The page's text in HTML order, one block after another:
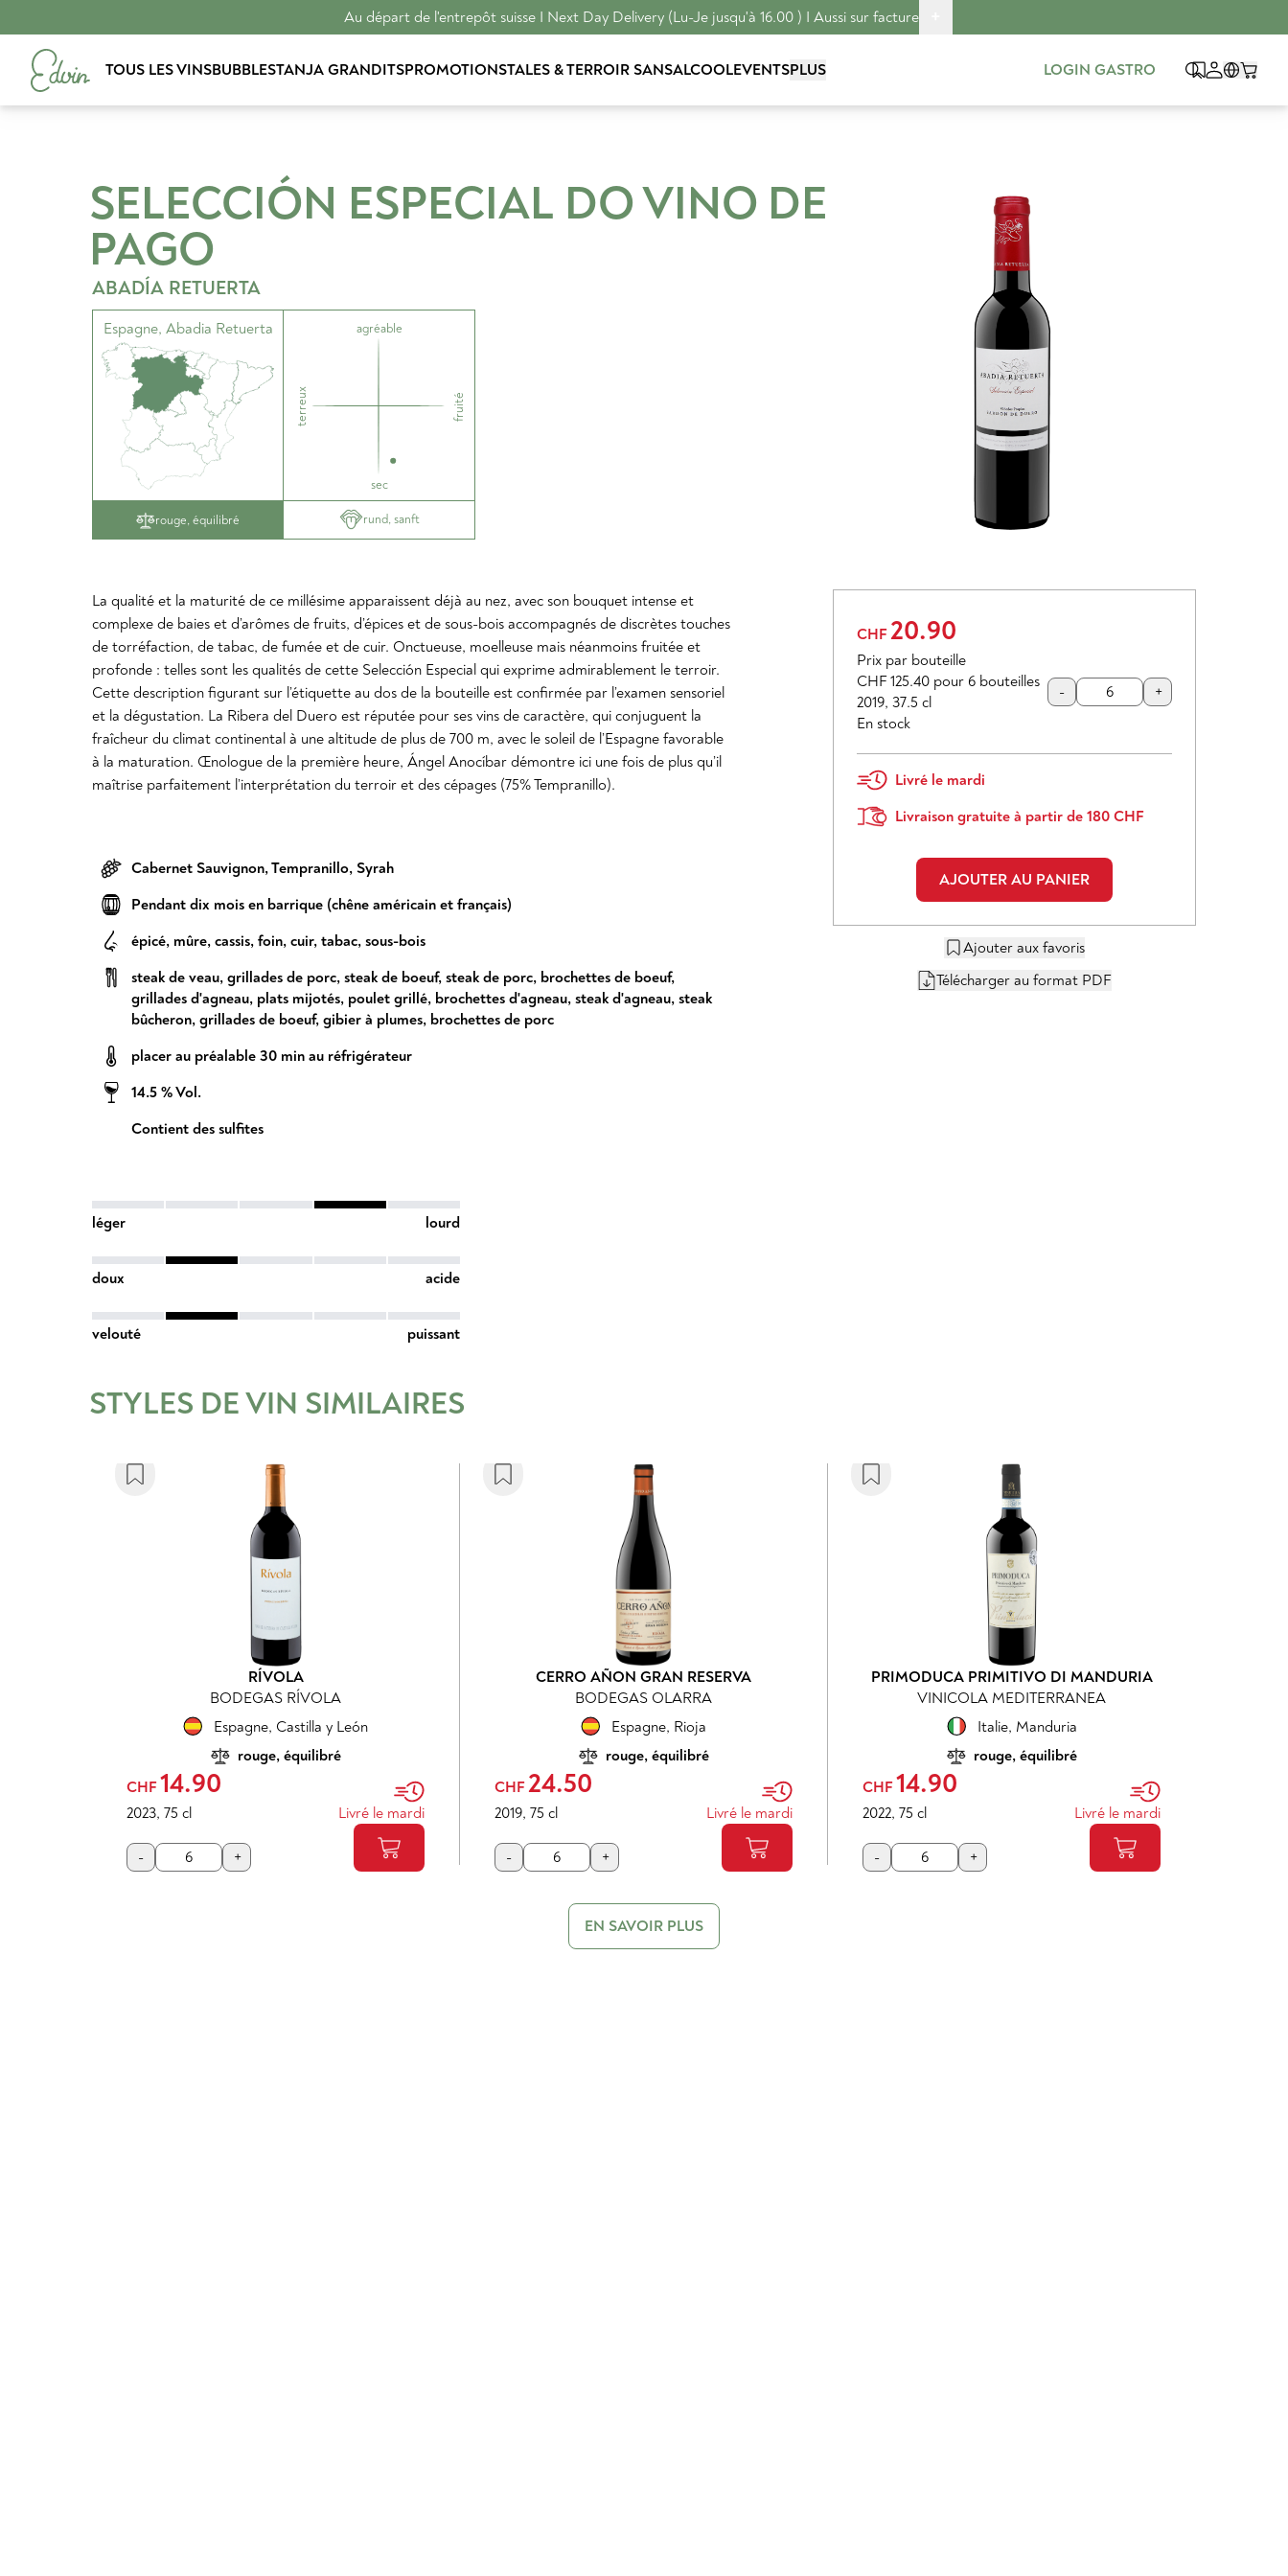
Au départ de l'entrepôt suisse I Next Day Delivery (Lu-Je jusqu'à 16.00 ) I Aussi sur facture
TOUS LES VINSBUBBLESTANJA GRANDITSPROMOTIONSTALES & TERROIR SANSALCOOLEVENTSPLUS LOGIN GASTRO
SELECCIÓN ESPECIAL DO VINO DE
PAGO
ABADÍA RETUERTA
Espagne, Abadia Retuerta agréable
terreux fruité
sec
rouge, équilibré rund, sanft
CHF 20.90
Prix par bouteille
CHF 125.40 pour 6 bouteilles
2019,37.5 cl
En stock
- +
Livré le mardi
Livraison gratuite à partir de 180 CHF
AJOUTER AU PANIER
Ajouter aux favoris
Télécharger au format PDF
La qualité et la maturité de ce millésime apparaissent déjà au nez, avec son bouquet intense et
complexe de baies et d’arômes de fruits, d’épices et de sous-bois accompagnés de discrètes touches
de torréfaction, de tabac, de fumée et de cuir. Onctueuse, moelleuse mais néanmoins fruitée et
profonde : telles sont les qualités de cette Selección Especial qui exprime admirablement le terroir.
Cette description figurant sur l’étiquette au dos de la bouteille est confirmée par l’examen sensoriel
et la dégustation. La Ribera del Duero est réputée pour ses vins de caractère, qui conjuguent la
fraîcheur du climat continental à une altitude de plus de 700 m, avec le soleil de l’Espagne favorable
à la maturation. Œnologue de la première heure, Ángel Anocíbar démontre ici une fois de plus qu’il
maîtrise parfaitement l’interprétation du terroir et des cépages (75% Tempranillo).
Cabernet Sauvignon,Tempranillo, Syrah
Pendant dix mois en barrique (chêne américain et français)
épicé, mûre, cassis, foin, cuir, tabac, sous-bois
steak de veau, grillades de porc, steak de boeuf, steak de porc, brochettes de boeuf,
grillades d'agneau, plats mijotés, poulet grillé, brochettes d'agneau, steak d'agneau, steak
bûcheron, grillades de boeuf, gibier à plumes, brochettes de porc
placer au préalable 30 min au réfrigérateur
14.5 % Vol.
Contient des sulfites
léger lourd
doux acide
velouté puissant
STYLES DE VIN SIMILAIRES
RÍVOLA
BODEGAS RÍVOLA
Espagne, Castilla y León
rouge, équilibré
CHF 14.90
2023, 75 cl Livré le mardi
- +
CERRO AÑON GRAN RESERVA
BODEGAS OLARRA
Espagne, Rioja
rouge, équilibré
CHF 24.50
2019, 75 cl Livré le mardi
- +
PRIMODUCA PRIMITIVO DI MANDURIA
VINICOLA MEDITERRANEA
Italie, Manduria
rouge, équilibré
CHF 14.90
2022, 75 cl Livré le mardi
- +
EN SAVOIR PLUS